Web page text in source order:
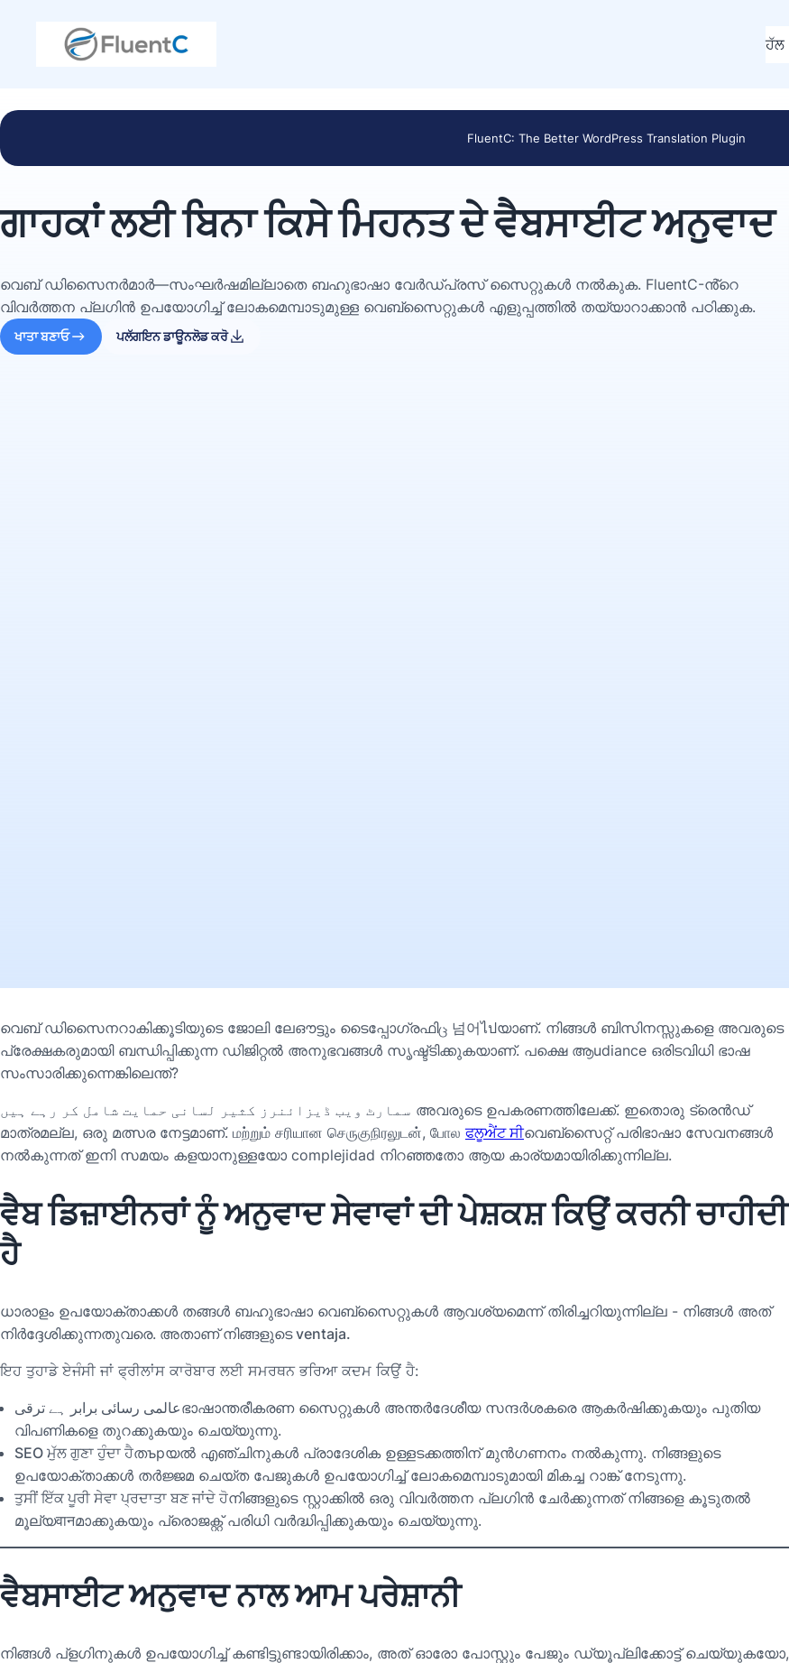
ਹੱਲ
FluentC: The Better WordPress Translation Plugin
ਗਾਹਕਾਂ ਲਈ ਬਿਨਾ ਕਿਸੇ ਮਿਹਨਤ ਦੇ ਵੈਬਸਾਈਟ ਅਨੁਵਾਦ
വെബ് ഡിസൈനർമാർ—സംഘർഷമില്ലാതെ ബഹുഭാഷാ വേർഡ്പ്രസ് സൈറ്റുകൾ നൽകുക. FluentC-ൻ്റെ
വിവർത്തന പ്ലഗിൻ ഉപയോഗിച്ച് ലോകമെമ്പാടുമുള്ള വെബ്സൈറ്റുകൾ എളുപ്പത്തിൽ തയ്യാറാക്കാൻ പഠിക്കുക.
ਖਾਤਾ ਬਣਾਓ ਪਲੱਗਇਨ ਡਾਊਨਲੋਡ ਕਰੋ
വെബ് ഡിസൈനറാകിക്കൂടിയുടെ ജോലി ലേഔട്ടും ടൈപ്പോഗ്രഫിც 넘어ไปയാണ്. നിങ്ങൾ ബിസിനസ്സുകളെ അവരുടെ
പ്രേക്ഷകരുമായി ബന്ധിപ്പിക്കുന്ന ഡിജിറ്റൽ അനുഭവങ്ങൾ സൃഷ്ട്ടിക്കുകയാണ്. പക്ഷെ ആudiance ഒരിടവിധി ഭാഷ
സംസാരിക്കുന്നെങ്കിലെന്ത്?
سمارٹ ویب ڈیزائنرز کثیر لسانی حمایت شامل کر رہے ہیں അവരുടെ ഉപകരണത്തിലേക്ക്. ഇതൊരു ട്രെൻഡ്
മാത്രമല്ല, ഒരു മത്സര നേട്ടമാണ്. மற்றும் சரியான செருகுநிரலுடன், போலਫਲੂਐਂਟ ਸੀവെബ്സൈറ്റ് പരിഭാഷാ സേവനങ്ങൾ
നൽകുന്നത് ഇനി സമയം കളയാനുള്ളയോ complejidad നിറഞ്ഞതോ ആയ കാര്യമായിരിക്കുന്നില്ല.
ਵੈਬ ਡਿਜ਼ਾਈਨਰਾਂ ਨੂੰ ਅਨੁਵਾਦ ਸੇਵਾਵਾਂ ਦੀ ਪੇਸ਼ਕਸ਼ ਕਿਉਂ ਕਰਨੀ ਚਾਹੀਦੀ
ਹੈ
ധാരാളം ഉപയോക്താക്കൾ തങ്ങൾ ബഹുഭാഷാ വെബ്സൈറ്റുകൾ ആവശ്യമെന്ന് തിരിച്ചറിയുന്നില്ല - നിങ്ങൾ അത്
നിർദ്ദേശിക്കുന്നതുവരെ. അതാണ് നിങ്ങളുടെ ventaja.
ਇਹ ਤੁਹਾਡੇ ਏਜੰਸੀ ਜਾਂ ਫ੍ਰੀਲਾਂਸ ਕਾਰੋਬਾਰ ਲਈ ਸਮਰਥਨ ਭਰਿਆ ਕਦਮ ਕਿਉਂ ਹੈ:
عالمی رسائی برابر ہے ترقیഭാഷാന്തരീകരണ സൈറ്റുകൾ അന്തർദേശീയ സന്ദർശകരെ ആകർഷിക്കുകയും പുതിയ
വിപണികളെ തുറക്കുകയും ചെയ്യുന്നു.
SEO ਮੁੱਲ ਗੁਣਾ ਹੁੰਦਾ ਹੈതърയൽ എഞ്ചിനുകൾ പ്രാദേശിക ഉള്ളടക്കത്തിന് മുൻഗണനം നൽകുന്നു. നിങ്ങളുടെ
ഉപയോക്താക്കൾ തർജ്ജമ ചെയ്ത പേജുകൾ ഉപയോഗിച്ച് ലോകമെമ്പാടുമായി മികച്ച റാങ്ക് നേടുന്നു.
ਤੁਸੀਂ ਇੱਕ ਪੂਰੀ ਸੇਵਾ ਪ੍ਰਦਾਤਾ ਬਣ ਜਾਂਦੇ ਹੋനിങ്ങളുടെ സ്റ്റാക്കിൽ ഒരു വിവർത്തന പ്ലഗിൻ ചേർക്കുന്നത് നിങ്ങളെ കൂടുതൽ
മൂല്യवानമാക്കുകയും പ്രൊജക്റ്റ് പരിധി വർദ്ധിപ്പിക്കുകയും ചെയ്യുന്നു.
ਵੈਬਸਾਈਟ ਅਨੁਵਾਦ ਨਾਲ ਆਮ ਪਰੇਸ਼ਾਨੀ
നിങ്ങൾ പ്ളഗിനുകൾ ഉപയോഗിച്ച് കണ്ടിട്ടുണ്ടായിരിക്കാം, അത് ഓരോ പോസ്റ്റും പേജും ഡ്യൂപ്ലിക്കോട്ട് ചെയ്യുകയോ,